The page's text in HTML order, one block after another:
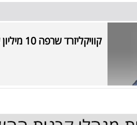
קוויקליזרד שרפה 10 מיליון שקל; מור וילין מופסדים 63%